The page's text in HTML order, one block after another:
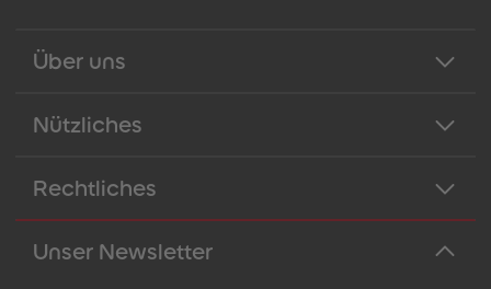
Über uns
Nützliches
Rechtliches
Unser Newsletter